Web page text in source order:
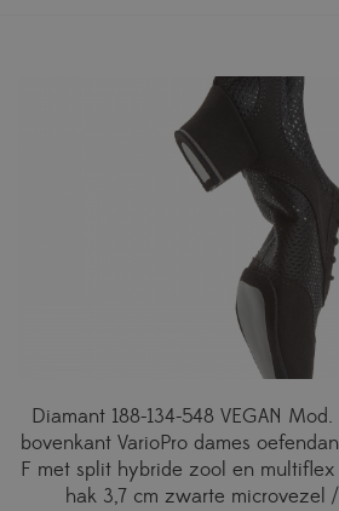
Diamant 188-134-548 VEGAN
bovenkant VarioPro dames
F met split hybride zool en
hak 3,7 cm zwarte microvezel